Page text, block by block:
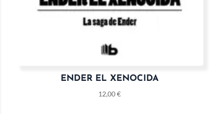
ENDER EL XENOCIDA
12,00€